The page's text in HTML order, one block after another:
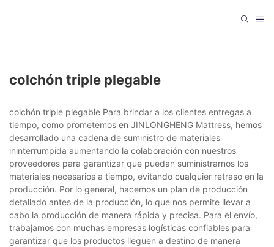
colchón triple plegable
colchón triple plegable Para brindar a los clientes entregas a
tiempo, como prometemos en JINLONGHENG Mattress, hemos
desarrollado una cadena de suministro de materiales
ininterrumpida aumentando la colaboración con nuestros
proveedores para garantizar que puedan suministrarnos los
materiales necesarios a tiempo, evitando cualquier retraso en la
producción. Por lo general, hacemos un plan de producción
detallado antes de la producción, lo que nos permite llevar a
cabo la producción de manera rápida y precisa. Para el envío,
trabajamos con muchas empresas logísticas confiables para
garantizar que los productos lleguen a destino de manera